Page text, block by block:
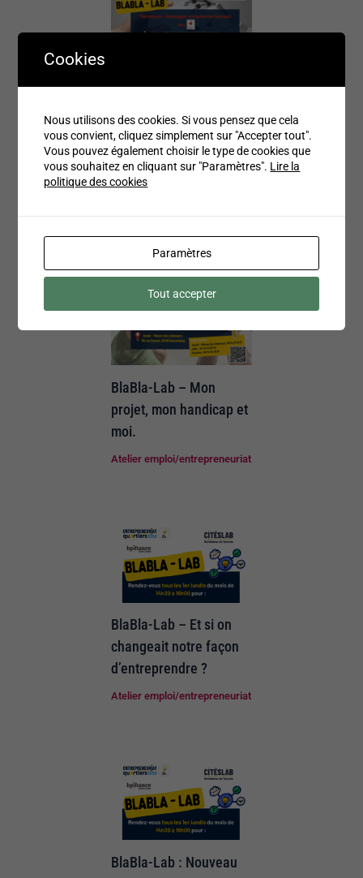
BlaBla-Lab –
Développer son
potentiel innovent
Atelier emploi/entrepreneuriat
BlaBla-Lab – Mon
projet, mon handicap et
moi.
Atelier emploi/entrepreneuriat
BlaBla-Lab – Et si on
changeait notre façon
d’entreprendre ?
Atelier emploi/entrepreneuriat
BlaBla-Lab : Nouveau
Cookies
Nous utilisons des cookies. Si vous pensez que cela
vous convient, cliquez simplement sur "Accepter tout".
Vous pouvez également choisir le type de cookies que
vous souhaitez en cliquant sur "Paramètres". Lire la
politique des cookies
Paramètres
Tout accepter